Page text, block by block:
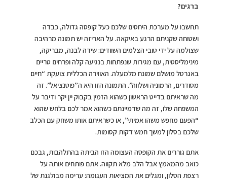
ברגים?
תחשבו על מערכת היחסים שלכם כעל קופסה גדולה, כבדה
ושטוחה שקניתם הרגע באיקאה. על האריזה יש תמונה מרהיבה
שצולמה על ידי טובי הצלמים השוודים: שידה לבנה, מבריקה,
מינימליסטית, עם מגירות שנפתחות בנגיעה קלה ופרחים טריים
באגרטל מושלם שמונח מלמעלה. האווירה הכללית צועקת “חיים
מסודרים, הרמוניה ושלווה”. התמונה הזו היא ה”פוטנציאל”. זה
מה שראיתם בדייט הראשון כשהוא הזמין בקבוק יין יקר ודיבר על
המשפחה שלו, זה מה שדמיינתם כשהוא אמר לכם בלחש שהוא
“הפעם מחפש משהו אמיתי”, או כשראיתם אותו משחק עם הכלב
שלכם בסלון למשך חמש דקות קסומות.
אתם גוררים את הקופסה העצומה הזו הביתה בהתלהבות, גבכם
כואב מהמאמץ אבל הלב מלא תקווה. אתם פותחים אותה על
רצפת הסלון, ומגלים את המציאות העגומה: ערימה מבולגנת של